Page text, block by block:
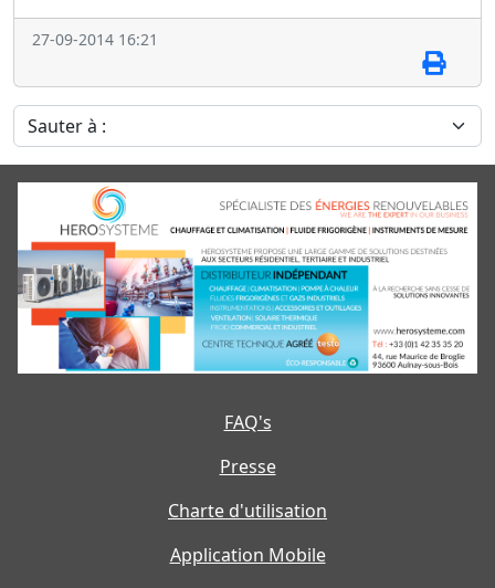
27-09-2014 16:21
Sauter à :
FAQ's
Presse
Charte d'utilisation
Application Mobile